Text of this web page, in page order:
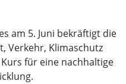
am 5. Juni bekräftigt die
Verkehr, Klimaschutz
für eine nachhaltige